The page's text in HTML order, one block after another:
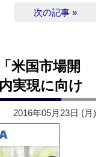
次の記事 »
米国市場開
実現に向け
2016年05月23日 (月)